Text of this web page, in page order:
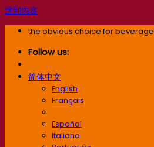
跳到内容
the obvious choice for beverage
Follow us:
简体中文
English
Français
Español
Italiano